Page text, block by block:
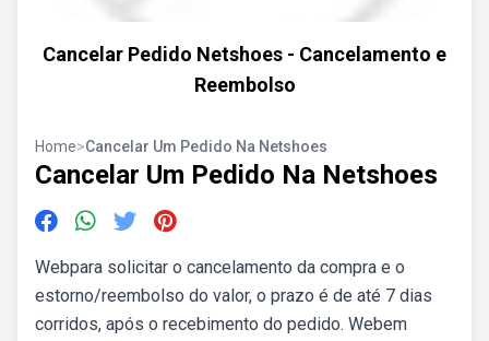
Cancelar Pedido Netshoes - Cancelamento e
Reembolso
Home>Cancelar Um Pedido Na Netshoes
Cancelar Um Pedido Na Netshoes
Webpara solicitar o cancelamento da compra e o
estorno/reembolso do valor, o prazo é de até 7 dias
corridos, após o recebimento do pedido. Webem